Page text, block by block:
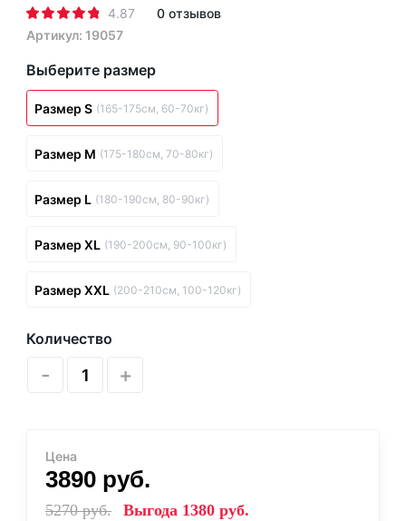
4.87
0 отзывов
Артикул: 19057
Выберите размер
Размер S (165-175см, 60-70кг)
Размер M (175-180см, 70-80кг)
Размер L (180-190см, 80-90кг)
Размер XL (190-200см, 90-100кг)
Размер XXL (200-210см, 100-120кг)
Количество
- +
Цена
3890 руб.
5270руб. Выгода 1380 руб.